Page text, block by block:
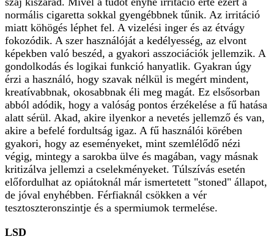
normális cigaretta sokkal gyengébbnek tűnik. Az irritáció
miatt köhögés léphet fel. A vizelési inger és az étvágy
fokozódik. A szer használóját a kedélyesség, az elvont
képekben való beszéd, a gyakori asszociációk jellemzik. A
gondolkodás és logikai funkció hanyatlik. Gyakran úgy
érzi a használó, hogy szavak nélkül is megért mindent,
kreatívabbnak, okosabbnak éli meg magát. Ez elsősorban
abból adódik, hogy a valóság pontos érzékelése a fű hatása
alatt sérül. Akad, akire ilyenkor a nevetés jellemző és van,
akire a befelé fordultság igaz. A fű használói körében
gyakori, hogy az eseményeket, mint szemlélődő nézi
végig, mintegy a sarokba ülve és magában, vagy másnak
kritizálva jellemzi a cselekményeket. Túlszívás esetén
előfordulhat az opiátoknál már ismertetett "stoned" állapot,
de jóval enyhébben. Férfiaknál csökken a vér
tesztoszteronszintje és a spermiumok termelése.
LSD